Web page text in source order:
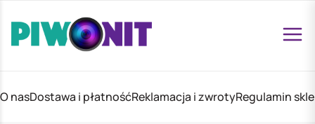
O nasDostawa i płatnośćReklamacja i zwrotyRegulamin